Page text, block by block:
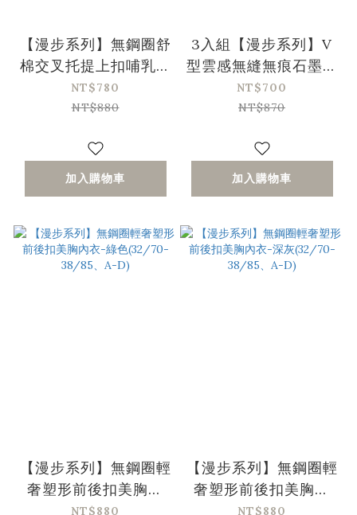
【漫步系列】無鋼圈舒
棉交叉托提上扣哺乳內
衣-蝦粉(34/75-
42/95、A-E)
NT$780
NT$880
加入購物車
3入組【漫步系列】V
型雲感無縫無痕石墨烯
中低腰內褲-5色 M-
2XL
NT$700
NT$870
加入購物車
【漫步系列】無鋼圈輕
奢塑形前後扣美胸內
衣-綠色(32/70-
NT$880
【漫步系列】無鋼圈輕
奢塑形前後扣美胸內
衣-深灰(32/70-
NT$880